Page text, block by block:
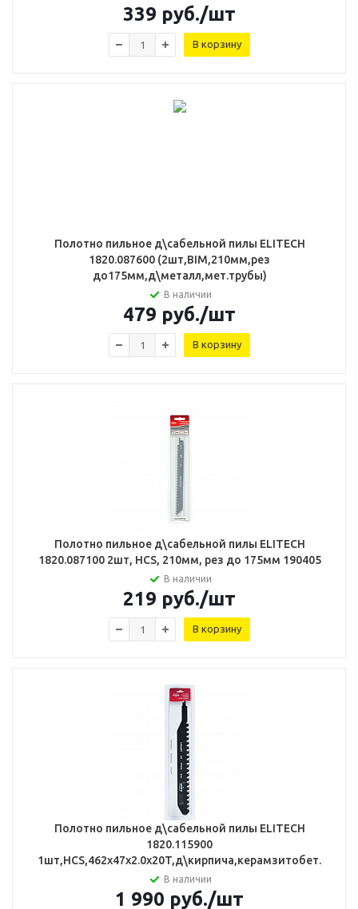
339 руб./шт
В корзину
Полотно пильное д\сабельной пилы ELITECH
1820.087600 (2шт,BIM,210мм,рез
до175мм,д\металл,мет.трубы)
В наличии
479 руб./шт
В корзину
Полотно пильное д\сабельной пилы ELITECH
1820.087100 2шт, HCS, 210мм, рез до 175мм 190405
В наличии
219 руб./шт
В корзину
Полотно пильное д\сабельной пилы ELITECH
1820.115900
1шт,HCS,462х47х2.0х20T,д\кирпича,керамзитобет.
В наличии
1 990 руб./шт